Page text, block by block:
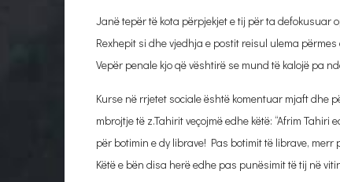
Janë tepër të kota përpjekjet e tij për ta defokusuar
Rexhepit si dhe vjedhja e postit reisul ulema
Vepër penale kjo që vështirë se mund të kalojë pa
Kurse në rrjetet sociale është komentuar mjaft dhe
mbrojtje të z.Tahirit veçojmë edhe këtë: “Afrim
për botimin e dy librave! Pas botimit të librave,
Këtë e bën disa herë edhe pas punësimit të tij në